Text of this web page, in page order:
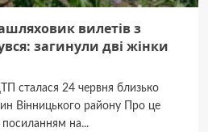
вилетів з
загинули дві жінки
сталася 24 червня близько
Вінницького району Про це
посиланням на...